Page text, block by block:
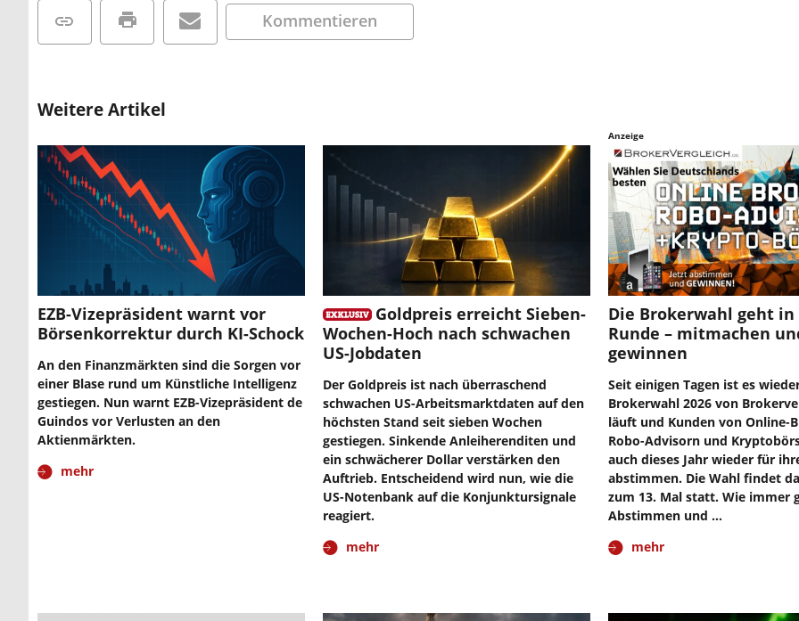
Kommentieren
Weitere Artikel
EZB-Vizepräsident warnt vor
Börsenkorrektur durch KI-Schock
An den Finanzmärkten sind die Sorgen vor
einer Blase rund um Künstliche Intelligenz
gestiegen. Nun warnt EZB-Vizepräsident de
Guindos vor Verlusten an den
Aktienmärkten.
mehr
Goldpreis erreicht Sieben-
Wochen-Hoch nach schwachen
US-Jobdaten
Der Goldpreis ist nach überraschend
schwachen US-Arbeitsmarktdaten auf den
höchsten Stand seit sieben Wochen
gestiegen. Sinkende Anleiherenditen und
ein schwächerer Dollar verstärken den
Auftrieb. Entscheidend wird nun, wie die
US-Notenbank auf die Konjunktursignale
reagiert.
mehr
Anzeige
Die Brokerwahl geht in
Runde – mitmachen
gewinnen
Seit einigen Tagen ist es
Brokerwahl 2026 von
läuft und Kunden von Online-
Robo-Advisorn und
auch dieses Jahr wieder für
abstimmen. Die Wahl findet
zum 13. Mal statt. Wie immer
Abstimmen und …
mehr